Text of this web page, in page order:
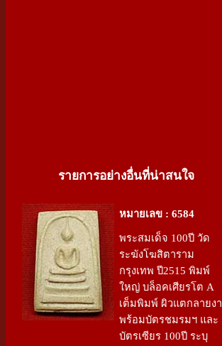
รายการอย่างอื่นที่น่าสนใจ
หมายเลข : 6584
พระสมเด็จ 100ปี วัด
ระฆังโฆสิตาราม
กรุงเทพ ปี2515 พิมพ์
ใหญ่ บล็อคเศียรโต A
เต็มพิมพ์ ผิวแตกลายงา
พร้อมบัตรชมรมฯ และ
บัตรเซียร 100ปี ระบุ